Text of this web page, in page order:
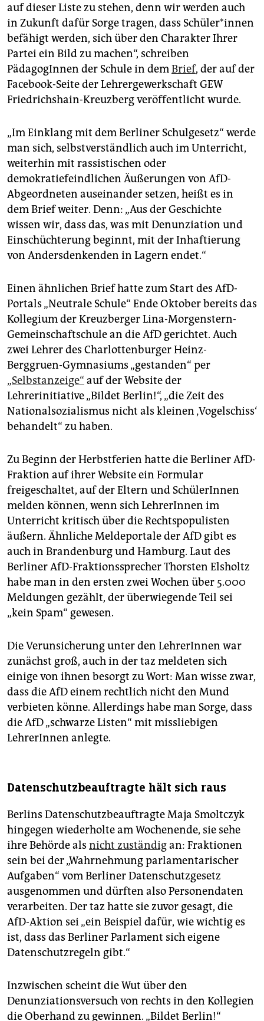
auf dieser Liste zu stehen, denn wir werden auch
in Zukunft dafür Sorge tragen, dass Schüler*innen
befähigt werden, sich über den Charakter Ihrer
Partei ein Bild zu machen“, schreiben
PädagogInnen der Schule in demBrief, der auf der
Facebook-Seite der Lehrergewerkschaft GEW
Friedrichshain-Kreuzberg veröffentlicht wurde.
„Im Einklang mit dem Berliner Schulgesetz“ werde
man sich, selbstverständlich auch im Unterricht,
weiterhin mit rassistischen oder
demokratiefeindlichen Äußerungen von AfD-
Abgeordneten auseinander setzen, heißt es in
dem Brief weiter. Denn: „Aus der Geschichte
wissen wir, dass das, was mit Denunziation und
Einschüchterung beginnt, mit der Inhaftierung
von Andersdenkenden in Lagern endet.“
Einen ähnlichen Brief hatte zum Start des AfD-
Portals „Neutrale Schule“ Ende Oktober bereits das
Kollegium der Kreuzberger Lina-Morgenstern-
Gemeinschaftschule an die AfD gerichtet. Auch
zwei Lehrer des Charlottenburger Heinz-
Berggruen-Gymnasiums „gestanden“ per
„Selbstanzeige“ auf der Website der
Lehrerinitiative „Bildet Berlin!“, „die Zeit des
Nationalsozialismus nicht als kleinen ‚Vogelschiss‘
behandelt“ zu haben.
Zu Beginn der Herbstferien hatte die Berliner AfD-
Fraktion auf ihrer Website ein Formular
freigeschaltet, auf der Eltern und SchülerInnen
melden können, wenn sich LehrerInnen im
Unterricht kritisch über die Rechtspopulisten
äußern. Ähnliche Meldeportale der AfD gibt es
auch in Brandenburg und Hamburg. Laut des
Berliner AfD-Fraktionssprecher Thorsten Elsholtz
habe man in den ersten zwei Wochen über 5.000
Meldungen gezählt, der überwiegende Teil sei
„kein Spam“ gewesen.
Die Verunsicherung unter den LehrerInnen war
zunächst groß, auch in der taz meldeten sich
einige von ihnen besorgt zu Wort: Man wisse zwar,
dass die AfD einem rechtlich nicht den Mund
verbieten könne. Allerdings habe man Sorge, dass
die AfD „schwarze Listen“ mit missliebigen
LehrerInnen anlegte.
Datenschutzbeauftragte hält sich raus
Berlins Datenschutzbeauftragte Maja Smoltczyk
hingegen wiederholte am Wochenende, sie sehe
ihre Behörde als nicht zuständigan: Fraktionen
sein bei der „Wahrnehmung parlamentarischer
Aufgaben“ vom Berliner Datenschutzgesetz
ausgenommen und dürften also Personendaten
verarbeiten. Der taz hatte sie zuvor gesagt, die
AfD-Aktion sei „ein Beispiel dafür, wie wichtig es
ist, dass das Berliner Parlament sich eigene
Datenschutzregeln gibt.“
Inzwischen scheint die Wut über den
Denunziationsversuch von rechts in den Kollegien
die Oberhand zu gewinnen. „Bildet Berlin!“